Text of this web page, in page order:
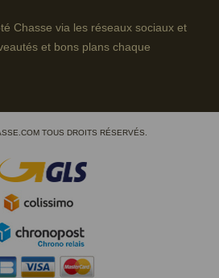
Chasse via les réseaux sociaux et
et bons plans chaque
TOUS DROITS RÉSERVÉS.